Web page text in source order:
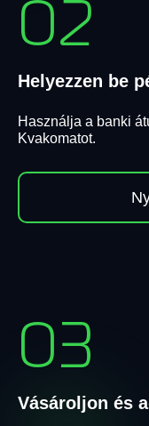
02
Helyezzen be
Használja a banki
Kvakomatot.
03
Vásároljon és